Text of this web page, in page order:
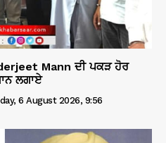
Mann ਦੀ ਪਕੜ ਹੋਰ
ਲਗਾਏ
6 August 2026, 9:56